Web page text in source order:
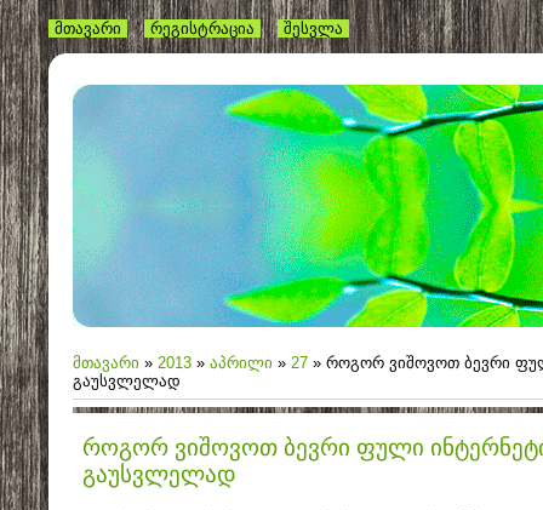
მთავარი რეგისტრაცია შესვლა
მთავარი » 2013 » აპრილი » 27 » როგორ ვიშოვოთ ბევრი
გაუსვლელად
როგორ ვიშოვოთ ბევრი ფული
გაუსვლელად